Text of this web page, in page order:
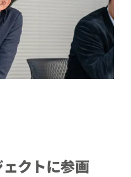
クトに参画